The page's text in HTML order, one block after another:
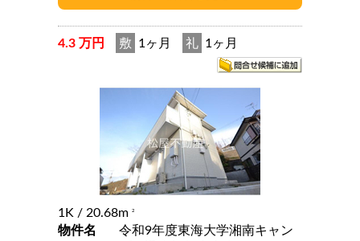
4.3 万円 敷 1ヶ月 礼 1ヶ月
1K / 20.68m 2
物件名
令和9年度東海大学湘南キャン